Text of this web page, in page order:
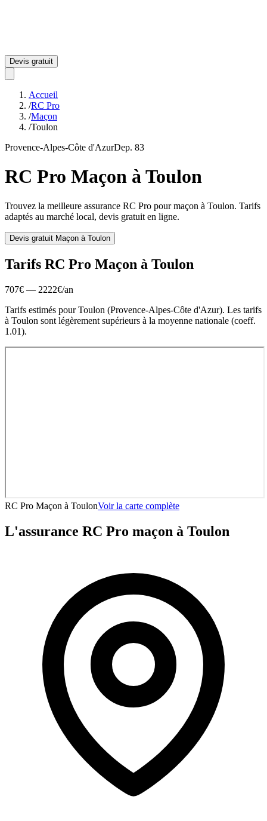
Devis gratuit
Accueil
/RC Pro
/Maçon
/Toulon
Provence-Alpes-Côte d'AzurDep. 83
RC Pro Maçon àToulon
Trouvez la meilleure assurance RC Pro pourmaçon à Toulon. Tarifs
adaptés au marché local, devis gratuit en ligne.
Devis gratuit Maçon à Toulon
Tarifs RC Pro Maçon à Toulon
707€ — 2222€/an
Tarifs estimés pourToulon (Provence-Alpes-Côte d'Azur). Les tarifs
à Toulon sont légèrement supérieurs à la moyenne nationale (coeff.
1.01).
RC Pro Maçon à ToulonVoir la carte complète
L'assurance RC Pro maçon à Toulon